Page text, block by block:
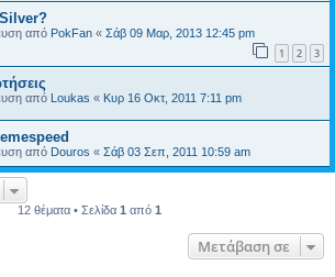
από PokFan « Σάβ 09 Μαρ, 2013 12:45 pm
1 2 3
από Loukas « Κυρ 16 Οκτ, 2011 7:11 pm
από Douros « Σάβ 03 Σεπ, 2011 10:59 am
12 θέματα • Σελίδα 1 από 1
Μετάβαση σε